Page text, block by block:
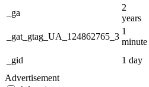
_ga
2
years
_gat_gtag_UA_124862765_3
1
minute
_gid 1 day
Advertisement